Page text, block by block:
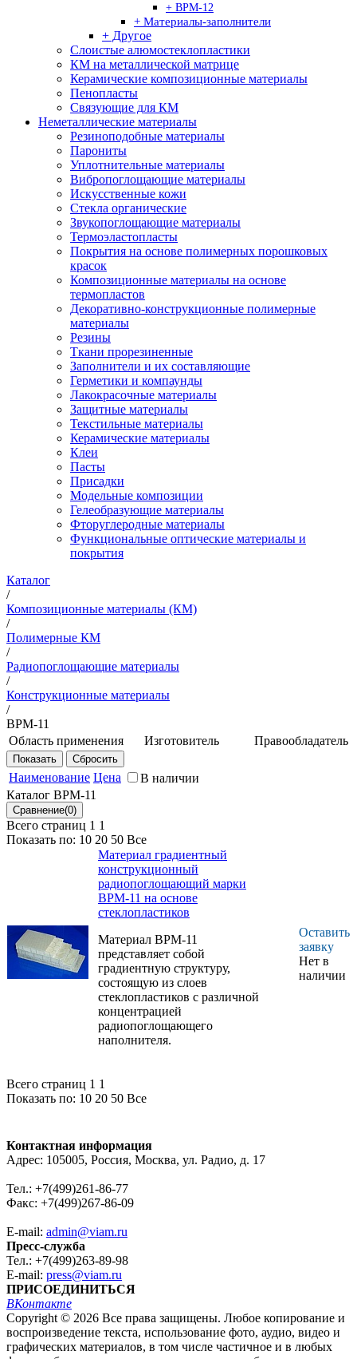
+ ВРМ-12
+ Материалы-заполнители
+ Другое
Слоистые алюмостеклопластики
КМ на металлической матрице
Керамические композиционные материалы
Пенопласты
Связующие для КМ
Неметаллические материалы
Резиноподобные материалы
Парониты
Уплотнительные материалы
Вибропоглощающие материалы
Искусственные кожи
Стекла органические
Звукопоглощающие материалы
Термоэластопласты
Покрытия на основе полимерных порошковых
красок
Композиционные материалы на основе
термопластов
Декоративно-конструкционные полимерные
материалы
Резины
Ткани прорезиненные
Заполнители и их составляющие
Герметики и компаунды
Лакокрасочные материалы
Защитные материалы
Текстильные материалы
Керамические материалы
Клеи
Пасты
Присадки
Модельные композиции
Гелеобразующие материалы
Фторуглеродные материалы
Функциональные оптические материалы и
покрытия
Каталог
/
Композиционные материалы (КМ)
/
Полимерные КМ
/
Радиопоглощающие материалы
/
Конструкционные материалы
/
ВРМ-11
Область применения
Материал ВРМ-11
предназначен для
защиты
радиоэлектронной
аппаратуры (РЭА)и
персонала от
электромагнитного
обеспечения
электромагнитной
совместимости
РЭА в диапазоне
частот от 1 ГГц до
40 ГГц.
Изготовитель
институт" -
Правообладатель
Наименование Цена
В наличии
Каталог ВРМ-11
Всего страниц 1 1
Показать по: 10 20 50 Все
Материал градиентный
конструкционный
радиопоглощающий марки
ВРМ-11 на основе
стеклопластиков
Материал ВРМ-11
представляет собой
градиентную структуру,
состоящую из слоев
стеклопластиков с различной
концентрацией
радиопоглощающего
наполнителя.
Оставить
заявку
Нет в
наличии
Всего страниц 1 1
Показать по: 10 20 50 Все
Контактная информация
Адрес: 105005, Россия, Москва, ул. Радио, д. 17
Тел.: +7(499)261-86-77
Факс: +7(499)267-86-09
E-mail: admin@viam.ru
Пресс-служба
Тел.: +7(499)263-89-98
E-mail: press@viam.ru
ПРИСОЕДИНИТЬСЯ
ВКонтакте
Copyright © 2026 Все права защищены. Любое копирование и
воспроизведение текста, использование фото, аудио, видео и
графических материалов, в том числе частичное и в любых